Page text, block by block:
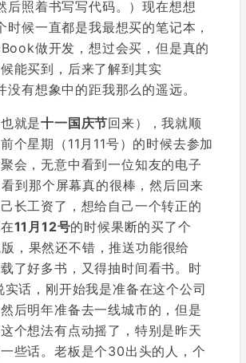
后照着书写写代码。）现在想想
候一直都是我最想买的笔记本，
做开发，想过会买，但是真的
能买到，后来了解到其实
有想象中的距我那么的遥远。
就是十一国庆节回来），我就顺
个星期（11月11号）的时候去参加
会，无意中看到一位知友的电子
到那个屏幕真的很棒，然后回来
长工资了，想给自己一个转正的
11月12号的时候果断的买了个
，果然还不错，推送功能很给
了好多书，又得抽时间看书。时
实话，刚开始我是准备在这个公司
后明年准备去一线城市的，但是
个想法有点动摇了，特别是昨天
些话。老板是个30出头的人，个